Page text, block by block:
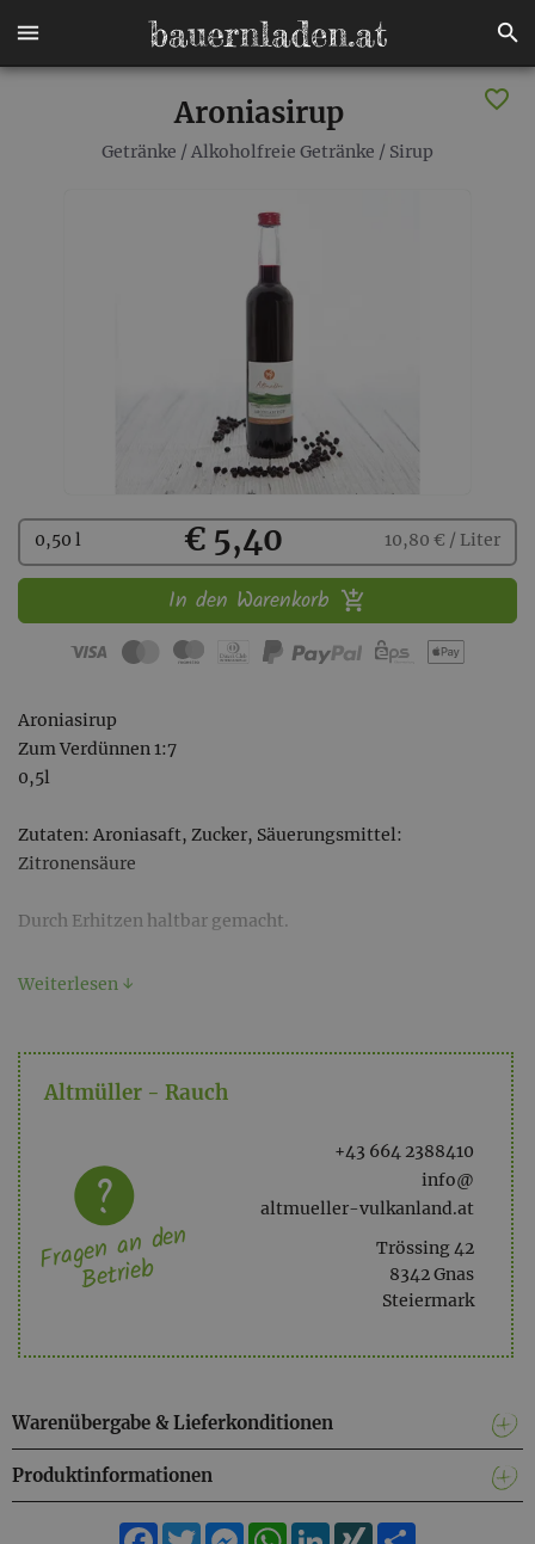
Aroniasirup
Getränke / Alkoholfreie Getränke / Sirup
Kaufen
0,50 l € 5,40 10,80 € / Liter
In den Warenkorb
Aroniasirup
Zum Verdünnen 1:7
0,5l
Zutaten: Aroniasaft, Zucker, Säuerungsmittel:
Zitronensäure
Durch Erhitzen haltbar gemacht.
Nährwertinformationen (per 100g)
davon gesättigte Fettsäuren: 0 g
Kohlenhydrate: 56 g
davon Zucker: 55 g
Ballaststoffe: 0 g
Eiweiß: 0 g
Salz: nicht nachweisbar
Weiterlesen ↓
Altmüller - Rauch
+43 664 2388410
info@
altmueller-vulkanland.at
Trössing 42
8342 Gnas
Steiermark
Fragen an den
Betrieb
Warenübergabe & Lieferkonditionen
Produktinformationen
Facebook
TwitterMessengerWhatsApp
LinkedIn
XING